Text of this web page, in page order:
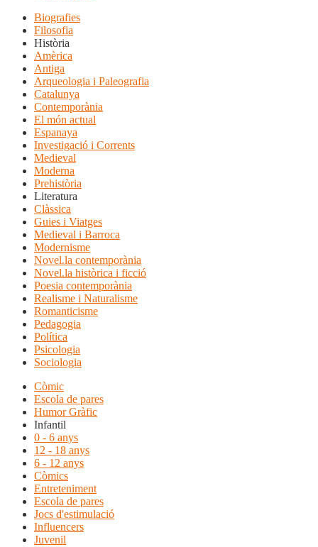
Biografies
Filosofia
Història
Amèrica
Antiga
Arqueologia i Paleografia
Catalunya
Contemporània
El món actual
Espanaya
Investigació i Corrents
Medieval
Moderna
Prehistòria
Literatura
Clàssica
Guies i Viatges
Medieval i Barroca
Modernisme
Novel.la contemporània
Novel.la històrica i ficció
Poesia contemporània
Realisme i Naturalisme
Romanticisme
Pedagogia
Política
Psicologia
Sociologia
Còmic
Escola de pares
Humor Gràfic
Infantil
0 - 6 anys
12 - 18 anys
6 - 12 anys
Còmics
Entreteniment
Escola de pares
Jocs d'estimulació
Influencers
Juvenil